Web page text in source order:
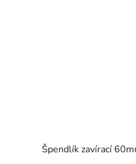
Špendlík zavírací